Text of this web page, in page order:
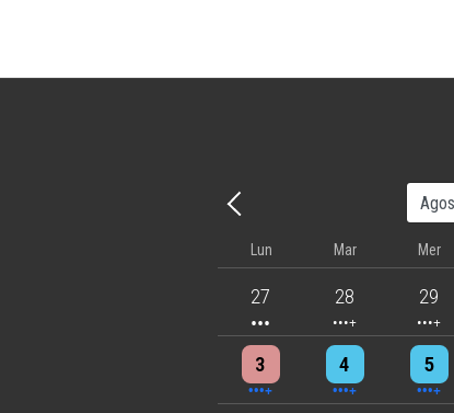
Precedente - Mese
Lun Mar Mer
27
3 events 28
4 events 29
5 events
3
4 events 4
4 events 5
7 events